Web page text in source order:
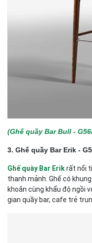
(Ghế quầy Bar Bull -
3. Ghế quầy Bar Erik -
Ghế quày Bar Erikrất nổi
thanh mảnh. Ghế có
khoắn cùng khẩu độ ngồi
gian quầy bar, cafe trẻ